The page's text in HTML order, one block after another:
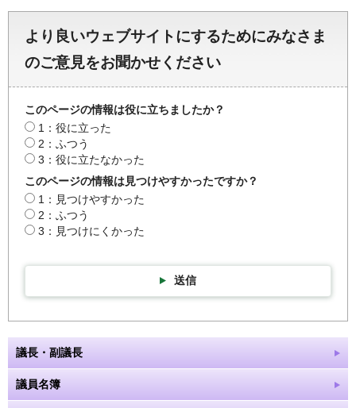
より良いウェブサイトにするためにみなさま
のご意見をお聞かせください
このページの情報は役に立ちましたか？
1：役に立った
2：ふつう
3：役に立たなかった
このページの情報は見つけやすかったですか？
1：見つけやすかった
2：ふつう
3：見つけにくかった
送信
議長・副議長
議員名簿